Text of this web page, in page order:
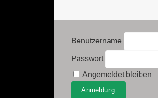
Benutzername
Passwort
Angemeldet bleiben